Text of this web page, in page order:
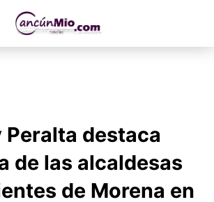
Peralta destaca
de las alcaldesas
de Morena en